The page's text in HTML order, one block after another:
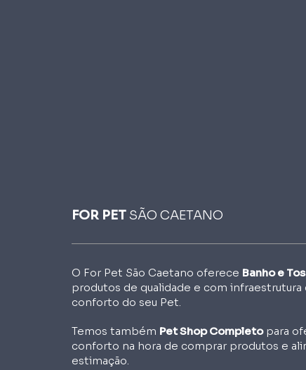
FOR PETSÃO CAETANO
O For Pet São Caetano oferece Banho e
produtos de qualidade e com
conforto do seu Pet.
Temos também Pet Shop Completopara
conforto na hora de comprar produtos e
estimação.